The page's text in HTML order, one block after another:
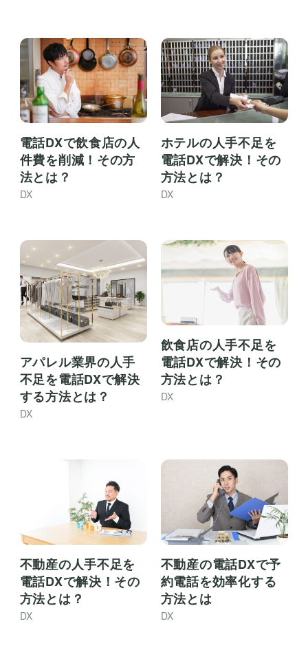
電話DXで飲食店の人
件費を削減！その方
法とは？
DX
ホテルの人手不足を
電話DXで解決！その
方法とは？
DX
アパレル業界の人手
不足を電話DXで解決
する方法とは？
DX
飲食店の人手不足を
電話DXで解決！その
方法とは？
DX
不動産の人手不足を
電話DXで解決！その
方法とは？
DX
不動産の電話DXで予
約電話を効率化する
方法とは
DX